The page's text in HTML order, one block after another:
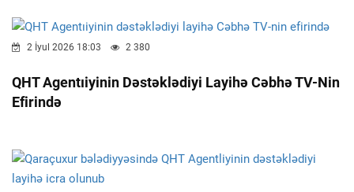
2 İyul 2026 18:03 2 380
QHT Agentıiyinin Dəstəklədiyi Layihə Cəbhə TV-Nin
Efirində